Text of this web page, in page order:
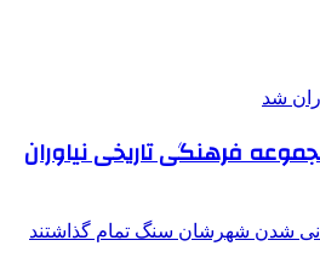
فرهنگی تاریخی نیاوران